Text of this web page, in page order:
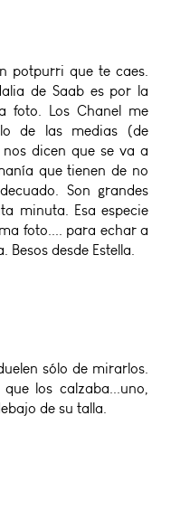
potpurri que te caes.
de Saab es por la
foto. Los Chanel me
de las medias (de
dicen que se va a
que tienen de no
Son grandes
minuta. Esa especie
foto.... para echar a
desde Estella.
sólo de mirarlos.
los calzaba...uno,
de su talla.